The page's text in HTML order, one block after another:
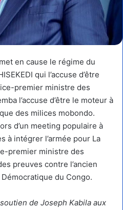
en cause le régime du
qui l’accuse d’être
premier ministre des
l’accuse d’être le moteur à
des milices mobondo.
d’un meeting populaire à
à intégrer l’armée pour La
premier ministre des
preuves contre l’ancien
du Congo.
de Joseph Kabila aux